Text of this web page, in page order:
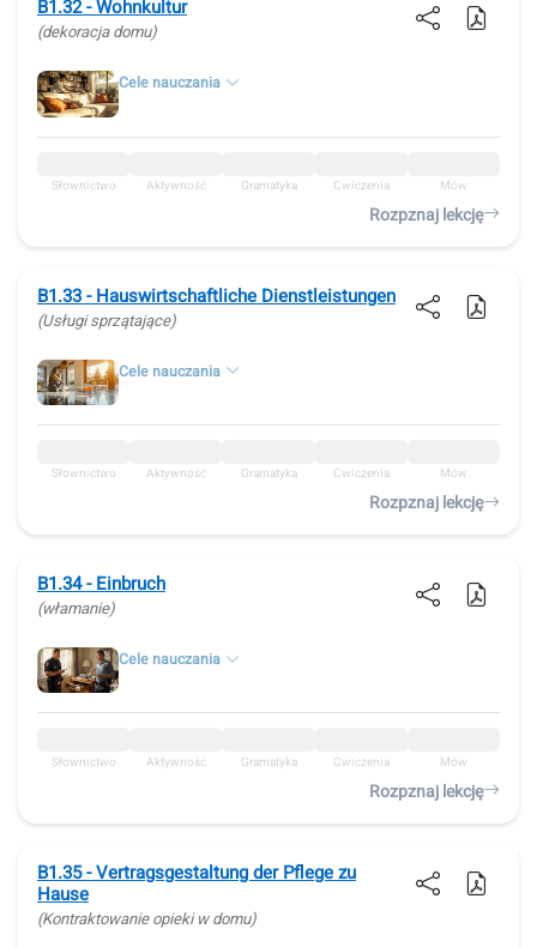
B1.32 - Wohnkultur
(dekoracja domu)
Cele nauczania
Słownictwo Aktywność Gramatyka Ćwiczenia Mów
Rozpznaj lekcję
B1.33 - Hauswirtschaftliche Dienstleistungen
(Usługi sprzątające)
Cele nauczania
Słownictwo Aktywność Gramatyka Ćwiczenia Mów
Rozpznaj lekcję
B1.34 - Einbruch
(włamanie)
Cele nauczania
Słownictwo Aktywność Gramatyka Ćwiczenia Mów
Rozpznaj lekcję
B1.35 - Vertragsgestaltung der Pflege zu
Hause
(Kontraktowanie opieki w domu)